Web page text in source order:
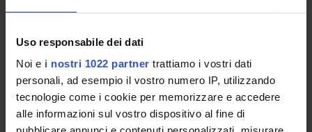
Uso responsabile dei dati
Noi e i nostri 1022 partner trattiamo i vostri dati
personali, ad esempio il vostro numero IP, utilizzando
tecnologie come i cookie per memorizzare e accedere
alle informazioni sul vostro dispositivo al fine di
OFFERTA FORMATIVA
CORSI DI STUDIO
DOTTORATI, MASTER E FORMAZIONE SUPERIORE